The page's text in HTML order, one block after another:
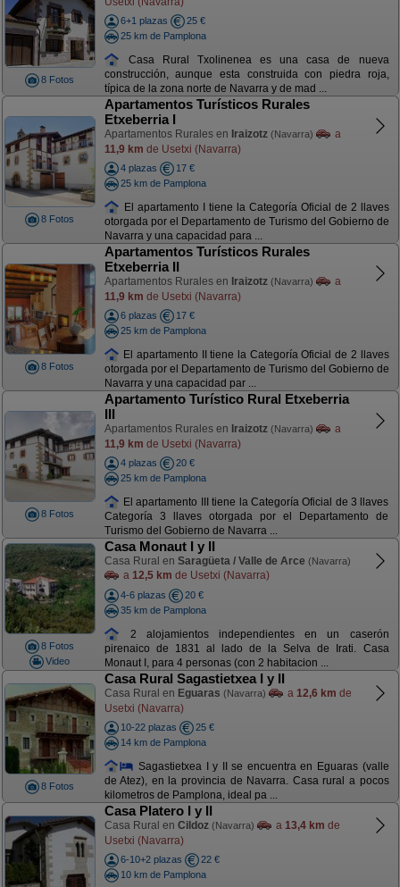
8 Fotos
6+1 plazas
25 €
25 km de Pamplona
Casa Rural Txolinenea es una casa de nueva
construcción, aunque esta construida con piedra roja,
típica de la zona norte de Navarra y de mad ...
8 Fotos
Apartamentos Turísticos Rurales
Etxeberria I
Apartamentos Rurales en Iraizotz (Navarra)
a
11,9 km de Usetxi (Navarra)
4 plazas
17 €
25 km de Pamplona
El apartamento I tiene la Categoría Oficial de 2 llaves
otorgada por el Departamento de Turismo del Gobierno de
Navarra y una capacidad para ...
8 Fotos
Apartamentos Turísticos Rurales
Etxeberria II
Apartamentos Rurales en Iraizotz (Navarra)
a
11,9 km de Usetxi (Navarra)
6 plazas
17 €
25 km de Pamplona
El apartamento II tiene la Categoría Oficial de 2 llaves
otorgada por el Departamento de Turismo del Gobierno de
Navarra y una capacidad par ...
8 Fotos
Apartamento Turístico Rural Etxeberria
III
Apartamentos Rurales en Iraizotz (Navarra)
a
11,9 km de Usetxi (Navarra)
4 plazas
20 €
25 km de Pamplona
El apartamento III tiene la Categoría Oficial de 3 llaves
Categoría 3 llaves otorgada por el Departamento de
Turismo del Gobierno de Navarra ...
8 Fotos
Video
Casa Monaut I y II
Casa Rural en Saragüeta / Valle de Arce (Navarra)
a 12,5 km de Usetxi (Navarra)
4-6 plazas
20 €
35 km de Pamplona
2 alojamientos independientes en un caserón
pirenaico de 1831 al lado de la Selva de Irati. Casa
Monaut I, para 4 personas (con 2 habitacion ...
8 Fotos
Casa Rural Sagastietxea I y II
Casa Rural en Eguaras (Navarra) a 12,6 km de
Usetxi (Navarra)
10-22 plazas
25 €
14 km de Pamplona
Sagastietxea I y II se encuentra en Eguaras (valle
de Atez), en la provincia de Navarra. Casa rural a pocos
kilometros de Pamplona, ideal pa ...
Casa Platero I y II
Casa Rural en Cildoz (Navarra) a 13,4 km de
Usetxi (Navarra)
6-10+2 plazas
22 €
10 km de Pamplona